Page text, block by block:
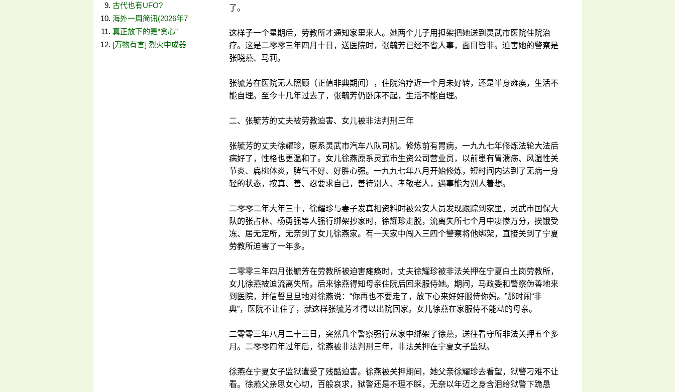
古代也有UFO?
海外一周简讯(2026年7
真正放下的是“贪心”
[万物有言] 烈火中成器
了。
这样子一个星期后，劳教所才通知家里来人。她两个儿子用担架把她送到灵武市医院住院治
疗。这是二零零三年四月十日，送医院时，张毓芳已经不省人事，面目皆非。迫害她的警察是
张晓燕、马莉。
张毓芳在医院无人照顾（正值非典期间），住院治疗近一个月未好转，还是半身瘫痪，生活不
能自理。至今十几年过去了，张毓芳仍卧床不起，生活不能自理。
二、张毓芳的丈夫被劳教迫害、女儿被非法判刑三年
张毓芳的丈夫徐耀珍，原系灵武市汽车八队司机。修炼前有胃病，一九九七年修炼法轮大法后
病好了，性格也更温和了。女儿徐燕原系灵武市生资公司营业员，以前患有胃溃疡、风湿性关
节炎、扁桃体炎，脾气不好、好胜心强。一九九七年八月开始修炼，短时间内达到了无病一身
轻的状态，按真、善、忍要求自己，善待别人、孝敬老人，遇事能为别人着想。
二零零二年大年三十，徐耀珍与妻子发真相资料时被公安人员发现跟踪到家里，灵武市国保大
队的张占林、杨勇强等人强行绑架抄家时，徐耀珍走脱，流离失所七个月中凄惨万分，挨饿受
冻、居无定所，无奈到了女儿徐燕家。有一天家中闯入三四个警察将他绑架，直接关到了宁夏
劳教所迫害了一年多。
二零零三年四月张毓芳在劳教所被迫害瘫痪时，丈夫徐耀珍被非法关押在宁夏白土岗劳教所，
女儿徐燕被迫流离失所。后来徐燕得知母亲住院后回来服侍她。期间，马政委和警察伪善地来
到医院，并信誓旦旦地对徐燕说：“你再也不要走了，放下心来好好服侍你妈。”那时闹“非
典”，医院不让住了，就这样张毓芳才得以出院回家。女儿徐燕在家服侍不能动的母亲。
二零零三年八月二十三日，突然几个警察强行从家中绑架了徐燕，送往看守所非法关押五个多
月。二零零四年过年后，徐燕被非法判刑三年，非法关押在宁夏女子监狱。
徐燕在宁夏女子监狱遭受了残酷迫害。徐燕被关押期间，她父亲徐耀珍去看望，狱警刁难不让
看。徐燕父亲思女心切，百般哀求，狱警还是不理不睬，无奈以年迈之身含泪给狱警下跪恳